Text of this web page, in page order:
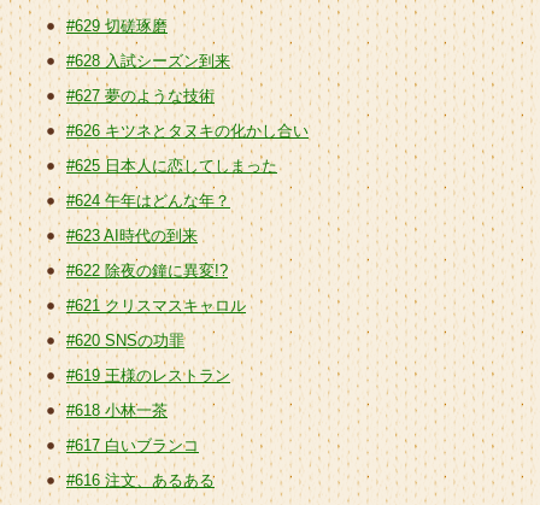
#629 切磋琢磨
#628 入試シーズン到来
#627 夢のような技術
#626 キツネとタヌキの化かし合い
#625 日本人に恋してしまった
#624 午年はどんな年？
#623 AI時代の到来
#622 除夜の鐘に異変!?
#621 クリスマスキャロル
#620 SNSの功罪
#619 王様のレストラン
#618 小林一茶
#617 白いブランコ
#616 注文、あるある